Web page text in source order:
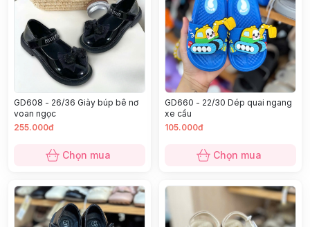
GD608 - 26/36 Giày búp bê nơ
voan ngọc
255.000đ
Chọn mua
GD660 - 22/30 Dép quai ngang
xe cẩu
105.000đ
Chọn mua